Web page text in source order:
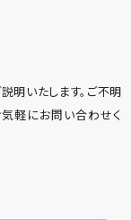
明いたします。ご不明
気軽にお問い合わせく